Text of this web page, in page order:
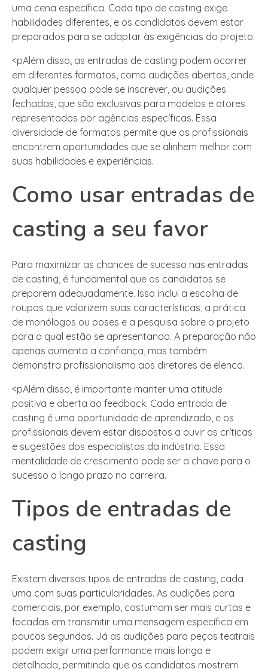
uma cena específica. Cada tipo de casting exige
habilidades diferentes, e os candidatos devem estar
preparados para se adaptar às exigências do projeto.
<pAlém disso, as entradas de casting podem ocorrer
em diferentes formatos, como audições abertas, onde
qualquer pessoa pode se inscrever, ou audições
fechadas, que são exclusivas para modelos e atores
representados por agências específicas. Essa
diversidade de formatos permite que os profissionais
encontrem oportunidades que se alinhem melhor com
suas habilidades e experiências.
Como usar entradas de
casting a seu favor
Para maximizar as chances de sucesso nas entradas
de casting, é fundamental que os candidatos se
preparem adequadamente. Isso inclui a escolha de
roupas que valorizem suas características, a prática
de monólogos ou poses e a pesquisa sobre o projeto
para o qual estão se apresentando. A preparação não
apenas aumenta a confiança, mas também
demonstra profissionalismo aos diretores de elenco.
<pAlém disso, é importante manter uma atitude
positiva e aberta ao feedback. Cada entrada de
casting é uma oportunidade de aprendizado, e os
profissionais devem estar dispostos a ouvir as críticas
e sugestões dos especialistas da indústria. Essa
mentalidade de crescimento pode ser a chave para o
sucesso a longo prazo na carreira.
Tipos de entradas de
casting
Existem diversos tipos de entradas de casting, cada
uma com suas particularidades. As audições para
comerciais, por exemplo, costumam ser mais curtas e
focadas em transmitir uma mensagem específica em
poucos segundos. Já as audições para peças teatrais
podem exigir uma performance mais longa e
detalhada, permitindo que os candidatos mostrem